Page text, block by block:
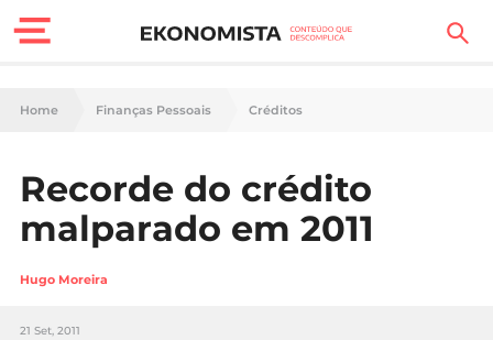
Finanças Pessoais
Carreira
Casa
Home Finanças Pessoais Créditos
Recorde do crédito
malparado em 2011
Hugo Moreira
21 Set, 2011